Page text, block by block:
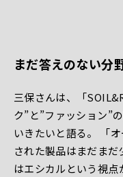
まだ答えのない分
三保さんは、「
ク”と”ファッション”
いきたいと語る。 「
された製品はまだま
はエシカルという視